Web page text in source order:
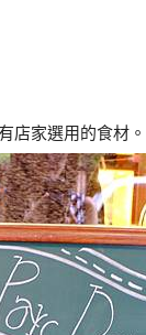
店家選用的食材。